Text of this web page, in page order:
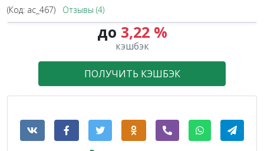
(Код: ac_467) Отзывы (4)
до 3,22 %
кэшбэк
ПОЛУЧИТЬ КЭШБЭК